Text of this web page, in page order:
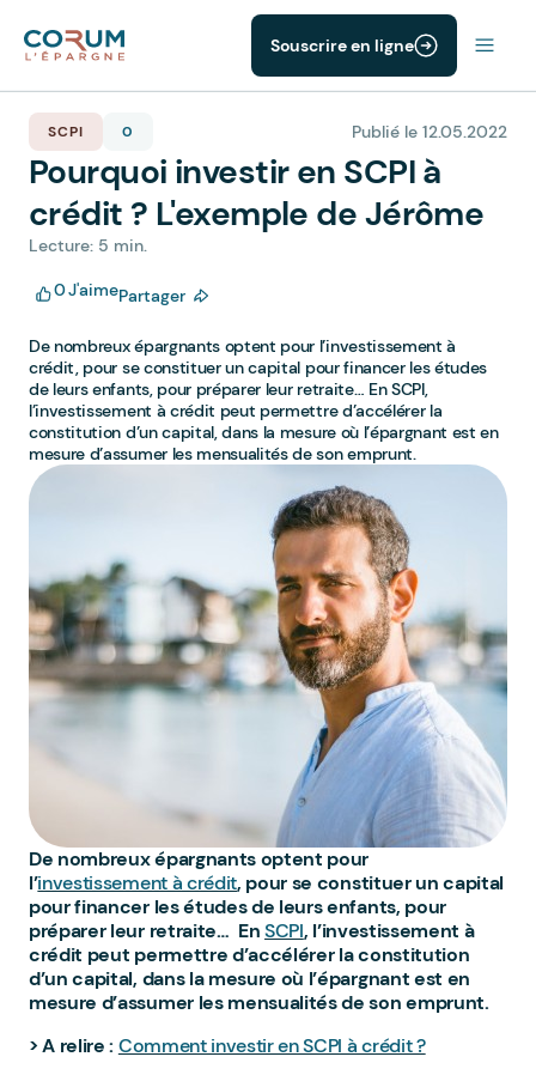
Souscrire en ligne
SCPI 0 Publié le 12.05.2022
Pourquoi investir en SCPI à
crédit ? L'exemple de Jérôme
Lecture: 5 min.
0J'aimePartager
De nombreux épargnants optent pour l’investissement à
crédit, pour se constituer un capital pour financer les études
de leurs enfants, pour préparer leur retraite… En SCPI,
l’investissement à crédit peut permettre d’accélérer la
constitution d’un capital, dans la mesure où l’épargnant est en
mesure d’assumer les mensualités de son emprunt.
De nombreux épargnants optent pour
l’investissement à crédit, pour se constituer un capital
pour financer les études de leurs enfants, pour
préparer leur retraite… EnSCPI, l’investissement à
crédit peut permettre d’accélérer la constitution
d’un capital, dans la mesure où l’épargnant est en
mesure d’assumer les mensualités de son emprunt.
> A relire : Comment investir en SCPI à crédit ?